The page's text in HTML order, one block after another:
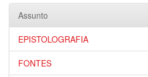
Assunto
EPISTOLOGRAFIA
FONTES